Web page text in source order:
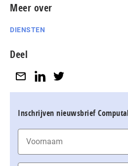
Meer over
DIENSTEN
Deel
Inschrijven nieuwsbrief